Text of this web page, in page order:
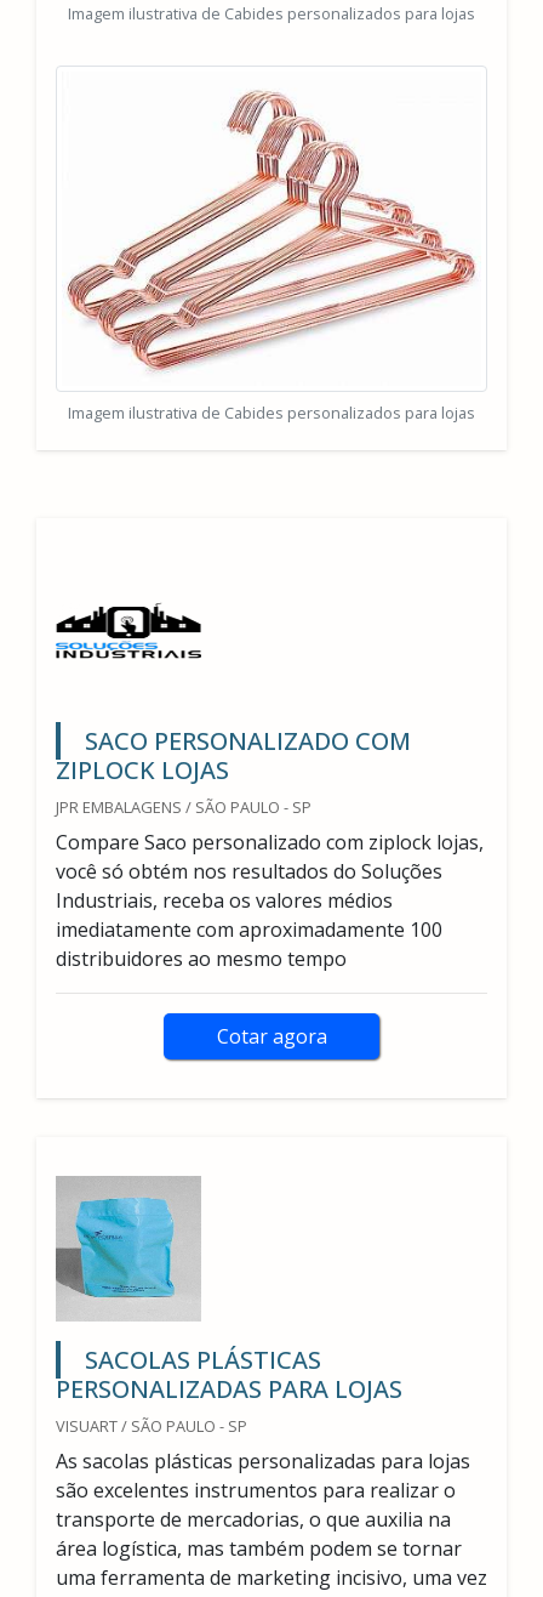
Imagem ilustrativa de Cabides personalizados para lojas
Imagem ilustrativa de Cabides personalizados para lojas
SACO PERSONALIZADO COM
ZIPLOCK LOJAS
JPR EMBALAGENS / SÃO PAULO - SP
Compare Saco personalizado com ziplock lojas,
você só obtém nos resultados do Soluções
Industriais, receba os valores médios
imediatamente com aproximadamente 100
distribuidores ao mesmo tempo
Cotar agora
SACOLAS PLÁSTICAS
PERSONALIZADAS PARA LOJAS
VISUART / SÃO PAULO - SP
As sacolas plásticas personalizadas para lojas
são excelentes instrumentos para realizar o
transporte de mercadorias, o que auxilia na
área logística, mas também podem se tornar
uma ferramenta de marketing incisivo, uma vez